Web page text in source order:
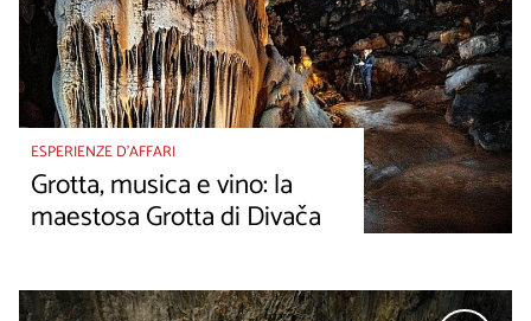
ESPERIENZE D’AFFARI
Grotta, musica e vino: la
maestosa Grotta di Divača